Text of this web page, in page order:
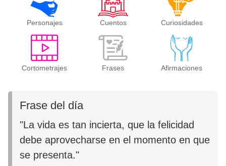
Personajes Cuentos Curiosidades
Cortometrajes Frases Afirmaciones
Frase del día
"La vida es tan incierta, que la felicidad
debe aprovecharse en el momento en que
se presenta."